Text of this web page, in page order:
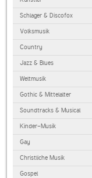
Schlager & Discofox
Volksmusik
Country
Jazz & Blues
Weltmusik
Gothic & Mittelalter
Soundtracks & Musical
Kinder-Musik
Gay
Christliche Musik
Gospel